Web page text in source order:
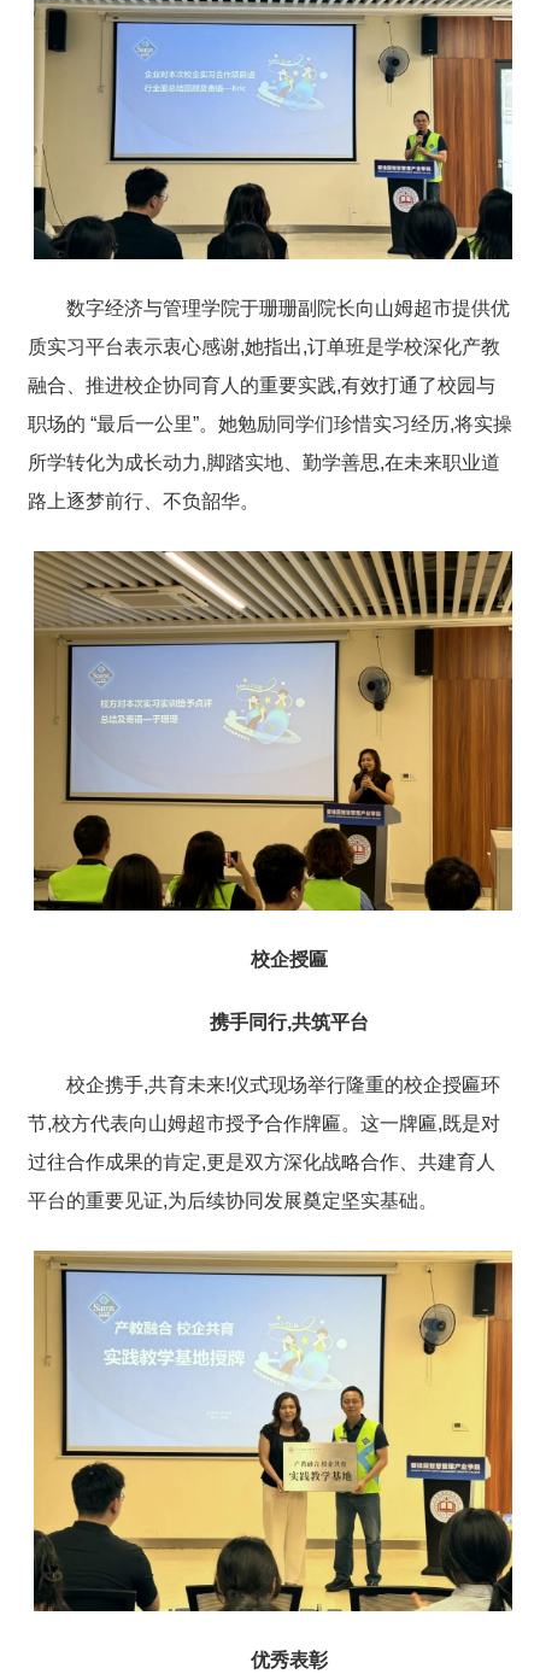
数字经济与管理学院于珊珊副院长向山姆超市提供优
质实习平台表示衷心感谢,她指出,订单班是学校深化产教
融合、推进校企协同育人的重要实践,有效打通了校园与
职场的 “最后一公里”。她勉励同学们珍惜实习经历,将实操
所学转化为成长动力,脚踏实地、勤学善思,在未来职业道
路上逐梦前行、不负韶华。
校企授匾
携手同行,共筑平台
校企携手,共育未来!仪式现场举行隆重的校企授匾环
节,校方代表向山姆超市授予合作牌匾。这一牌匾,既是对
过往合作成果的肯定,更是双方深化战略合作、共建育人
平台的重要见证,为后续协同发展奠定坚实基础。
优秀表彰